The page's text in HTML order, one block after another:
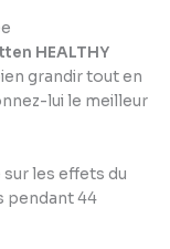
HEALTHY
grandir tout en
lui le meilleur
les effets du
pendant 44